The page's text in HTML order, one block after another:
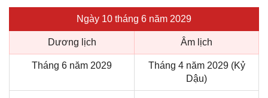
Ngày 10 tháng 6 năm 2029
Dương lịch Âm lịch
Tháng 6 năm 2029
Tháng 4 năm 2029 (Kỷ
Dậu)